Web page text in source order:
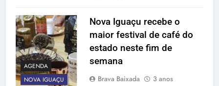
AGENDA
NOVA IGUAÇU
Nova Iguaçu recebe o
maior festival de café do
estado neste fim de
semana
Brava Baixada
3 anos